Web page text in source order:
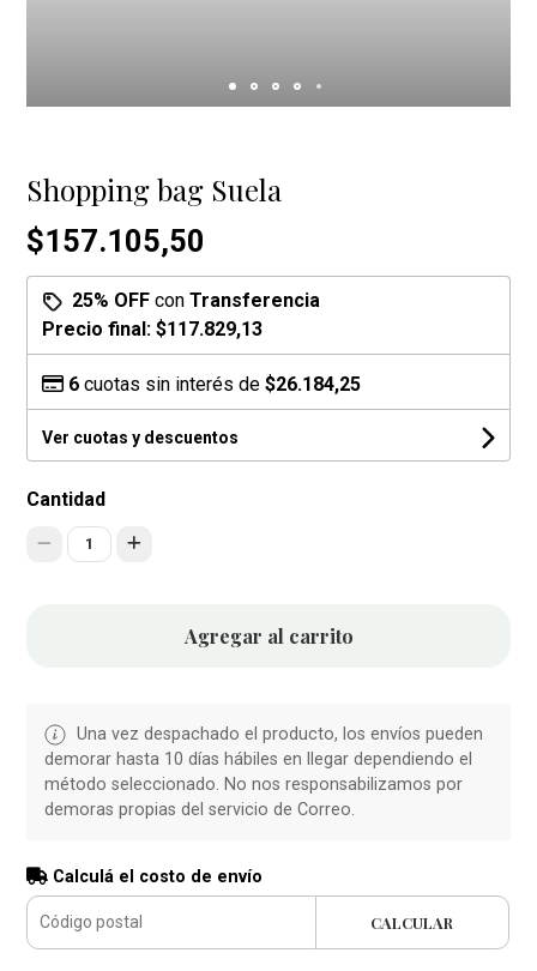
Shopping bag Suela
$157.105,50
25% OFF conTransferencia
Precio final:$117.829,13
6 cuotas sin interés de$26.184,25
Ver cuotas y descuentos
Cantidad
1
Agregar al carrito
Una vez despachado el producto, los envíos pueden
demorar hasta 10 días hábiles en llegar dependiendo el
método seleccionado. No nos responsabilizamos por
demoras propias del servicio de Correo.
Calculá el costo de envío
CALCULAR